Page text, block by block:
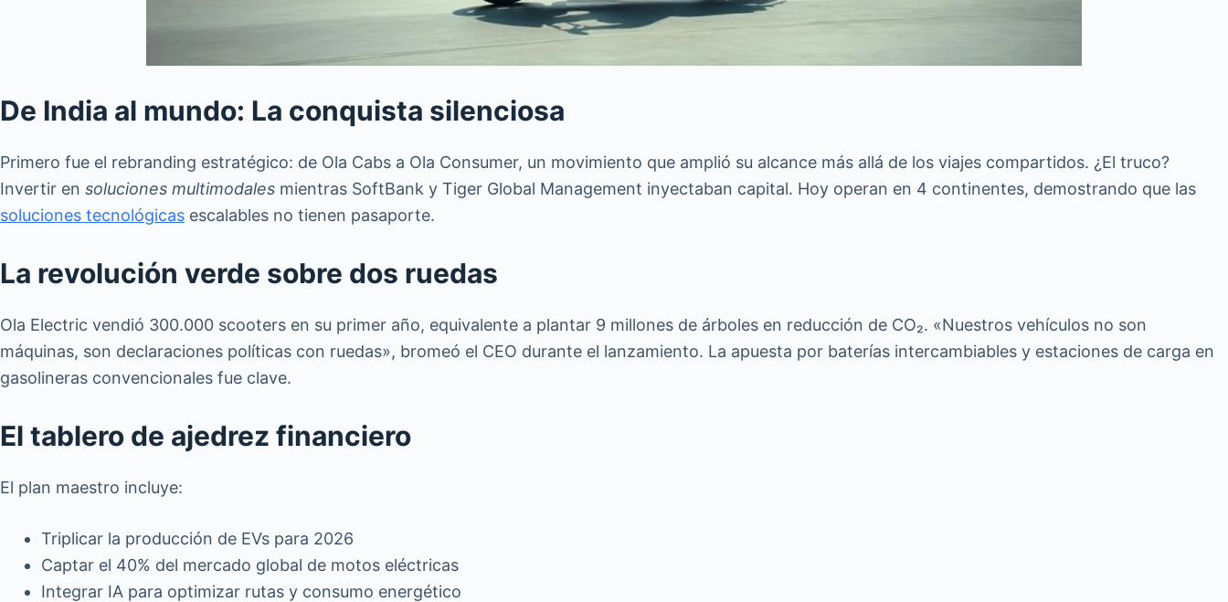
De India al mundo: La conquista silenciosa
Primero fue el rebranding estratégico: de Ola Cabs a Ola Consumer, un movimiento que amplió su alcance más allá de los viajes compartidos. ¿El truco?
Invertir en soluciones multimodales mientras SoftBank y Tiger Global Management inyectaban capital. Hoy operan en 4 continentes, demostrando que las
soluciones tecnológicas escalables no tienen pasaporte.
La revolución verde sobre dos ruedas
Ola Electric vendió 300.000 scooters en su primer año, equivalente a plantar 9 millones de árboles en reducción de CO₂. «Nuestros vehículos no son
máquinas, son declaraciones políticas con ruedas», bromeó el CEO durante el lanzamiento. La apuesta por baterías intercambiables y estaciones de carga en
gasolineras convencionales fue clave.
El tablero de ajedrez financiero
El plan maestro incluye:
Triplicar la producción de EVs para 2026
Captar el 40% del mercado global de motos eléctricas
Integrar IA para optimizar rutas y consumo energético